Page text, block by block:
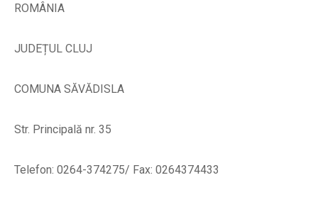
ROMÂNIA
JUDEȚUL CLUJ
COMUNA SĂVĂDISLA
Str. Principală nr. 35
Telefon: 0264-374275/ Fax: 0264374433